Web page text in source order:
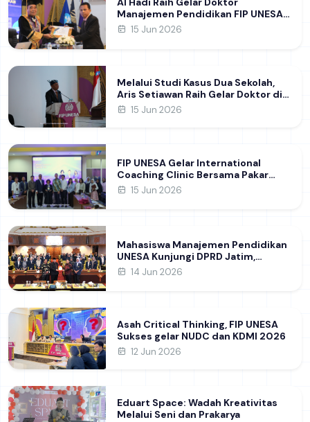
Manajemen Pendidikan FIP UNESA
melalui Riset Pembentukan
15 Jun 2026
Melalui Studi Kasus Dua Sekolah,
Aris Setiawan Raih Gelar Doktor di
FIP UNESA Usai Kupas Manajemen
15 Jun 2026
FIP UNESA Gelar International
Coaching Clinic Bersama Pakar
Khon Kaen University Thailand,
Ilmiah Internasional dukung SDG 4
15 Jun 2026
Mahasiswa Manajemen Pendidikan
UNESA Kunjungi DPRD Jatim,
Perdalam Pemahaman Kebijakan
14 Jun 2026
Asah Critical Thinking, FIP UNESA
Sukses gelar NUDC dan KDMI 2026
12 Jun 2026
Eduart Space: Wadah Kreativitas
Melalui Seni dan Prakarya